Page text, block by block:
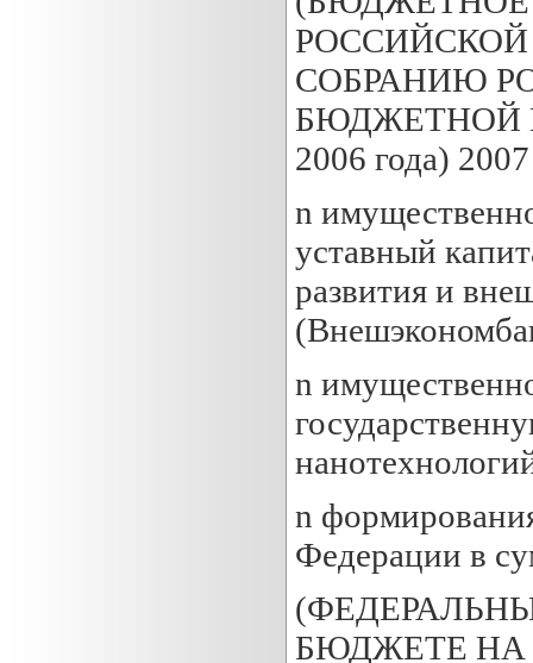
СОБРАНИЮ
БЮДЖЕТНОЙ
2006 года) 2007
n
уставный
развития и
n
n
Федерации в
БЮДЖЕТЕ НА